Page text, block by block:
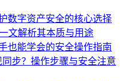
数字资产安全的核心选择
文解析其本质与用途
也能学会的安全操作指南
步？操作步骤与安全注意